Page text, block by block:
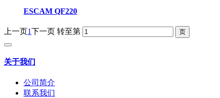
ESCAM QF220
上一页1下一页 转至第
关于我们
公司简介
联系我们